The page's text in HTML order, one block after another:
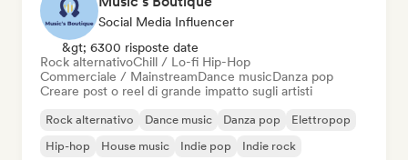
Social Media Influencer
&gt; 6300 risposte date
Rock alternativoChill / Lo-fi Hip-Hop
Commerciale / MainstreamDance musicDanza pop
Creare post o reel di grande impatto sugli artisti
Rock alternativo Dance music Danza pop
Elettropop
Hip-hop
House music Indie pop Indie rock